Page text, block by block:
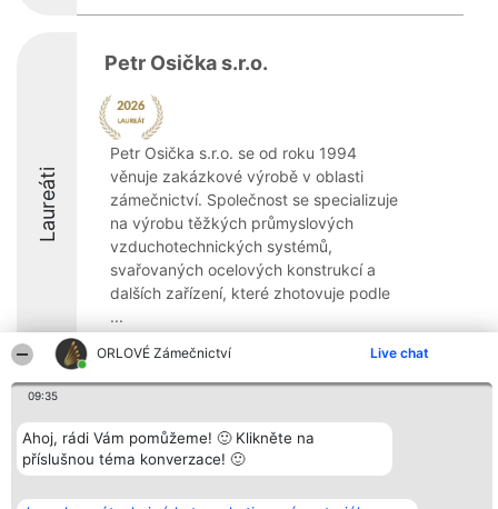
ORLOVÉ Zámečnictví Live chat
09:35
Ahoj, rádi Vám pomůžeme! 🙂 Klikněte na
příslušnou téma konverzace! 🙂
Laureáti
Petr Osička s.r.o.
Petr Osička s.r.o. se od roku 1994
věnuje zakázkové výrobě v oblasti
zámečnictví. Společnost se specializuje
na výrobu těžkých průmyslových
vzduchotechnických systémů,
svařovaných ocelových konstrukcí a
dalších zařízení, které zhotovuje podle
...
8.5
Organizátor hlasování
Bright Side Solutions sp. z o.
o. sp. k.
Wrocław 50-079
Plebiscyt
Vítězové
Seznam všech
Zásady